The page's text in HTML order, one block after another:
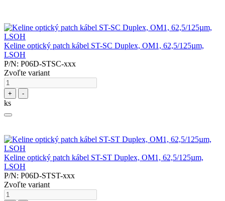
Keline optický patch kábel ST-SC Duplex, OM1, 62,5/125µm,
LSOH
P/N: P06D-STSC-xxx
Zvoľte variant
+ -
ks
Keline optický patch kábel ST-ST Duplex, OM1, 62,5/125µm,
LSOH
P/N: P06D-STST-xxx
Zvoľte variant